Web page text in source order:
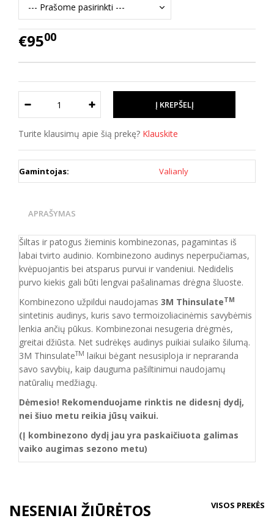
€9500
Turite klausimų apie šią prekę? Klauskite
Gamintojas: Valianly
APRAŠYMAS
Šiltas ir patogus žieminis kombinezonas, pagamintas iš
labai tvirto audinio. Kombinezono audinys neperpučiamas,
kvėpuojantis bei atsparus purvui ir vandeniui. Nedidelis
purvo kiekis gali būti lengvai pašalinamas drėgna šluoste.
Kombinezono užpildui naudojamas 3M ThinsulateTM
sintetinis audinys, kuris savo termoizoliacinėmis savybėmis
lenkia ančių pūkus. Kombinezonai nesugeria drėgmės,
greitai džiūsta. Net sudrėkęs audinys puikiai sulaiko šilumą.
3M ThinsulateTM laikui bėgant nesusiploja ir nepraranda
savo savybių, kaip dauguma pašiltinimui naudojamų
natūralių medžiagų.
Dėmesio! Rekomenduojame rinktis ne didesnį dydį,
nei šiuo metu reikia jūsų vaikui.
(Į kombinezono dydį jau yra paskaičiuota galimas
vaiko augimas sezono metu)
NESENIAI ŽIŪRĖTOS VISOS PREKĖS